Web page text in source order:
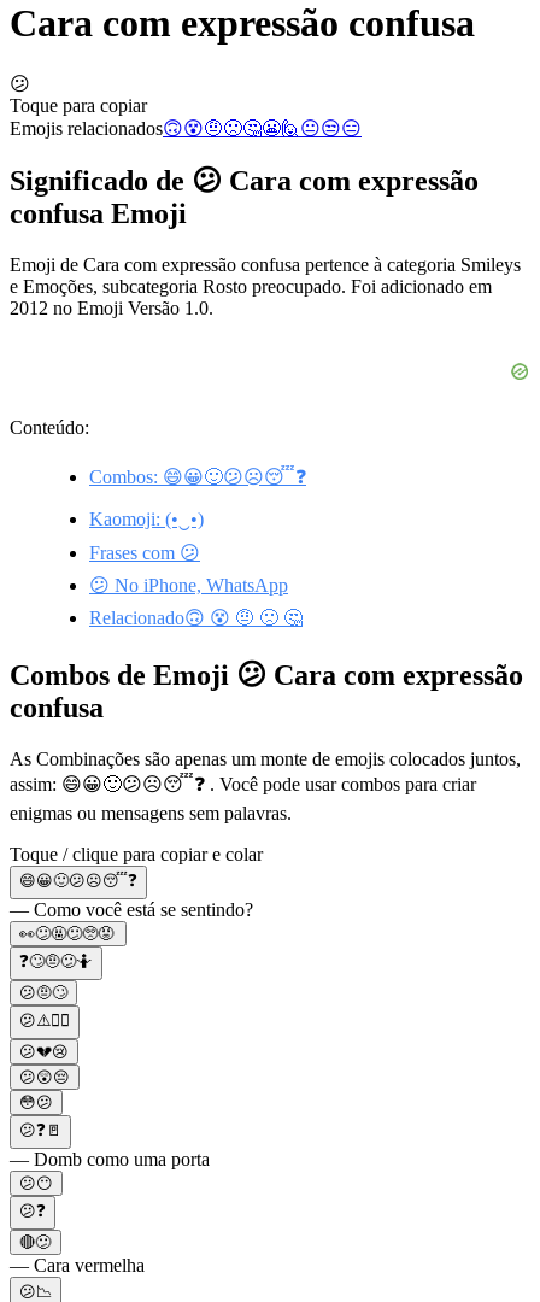
Cara com expressão confusa
😕
Toque para copiar
Emojis relacionados🙃😵🤨🙁🤔😬🙋 😐😒😑
Significado de 😕 Cara com expressão
confusa Emoji
Emoji de Cara com expressão confusa pertence à categoria Smileys
e Emoções, subcategoria Rosto preocupado. Foi adicionado em
2012 no Emoji Versão 1.0.
Conteúdo:
Combos: 😄😀🙂😕☹️😴❓
Kaomoji: (•‿•)
Frases com 😕
😕 No iPhone, WhatsApp
Relacionado🙃 😵 🤨 🙁 🤔
Combos de Emoji 😕 Cara com expressão
confusa
As Combinações são apenas um monte de emojis colocados juntos,
assim: 😄😀🙂😕☹️😴❓ . Você pode usar combos para criar
enigmas ou mensagens sem palavras.
Toque / clique para copiar e colar
😄😀🙂😕☹️😴❓
— Como você está se sentindo?
👀😕🤬😕🥺😡
❓🙄🤨😕🤷
😕🤨🙄
😕⚠️🤷‍♂️
😕💔😢
😕😲😔
😳😕
😕❓🚪
— Domb como uma porta
😕😶
😕❓
🔴😕
— Cara vermelha
😕📉